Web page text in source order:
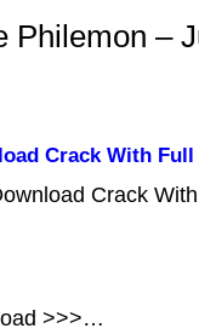
Philemon –
Crack With Full
Crack
>>>…